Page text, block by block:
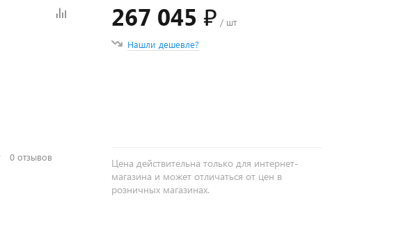
0 отзывов
267 045 ₽ / шт
Нашли дешевле?
Цена действительна только для интернет-
магазина и может отличаться от цен в
розничных магазинах.